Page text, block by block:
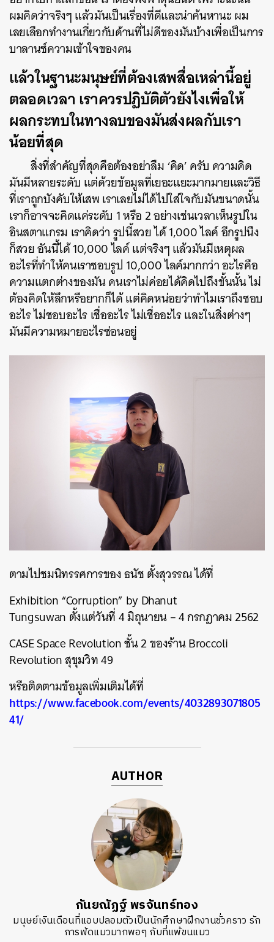
ผมคิดว่าจริงๆ แล้วมันเป็นเรื่องที่ดีและน่าค้นหานะ ผม
เลยเลือกทำงานเกี่ยวกับด้านที่ไม่ดีของมันบ้างเพื่อเป็นการ
บาลานซ์ความเข้าใจของคน
แล้วในฐานะมนุษย์ที่ต้องเสพสื่อเหล่านี้อยู่
ตลอดเวลา เราควรปฏิบัติตัวยังไงเพื่อให้
ผลกระทบในทางลบของมันส่งผลกับเรา
น้อยที่สุด
สิ่งที่สำคัญที่สุดคือต้องอย่าลืม ‘คิด’ ครับ ความคิด
มันมีหลายระดับ แต่ด้วยข้อมูลที่เยอะแยะมากมายและวิธี
ที่เราถูกบังคับให้เสพ เราเลยไม่ได้ไปใส่ใจกับมันขนาดนั้น
เราก็อาจจะคิดแค่ระดับ 1 หรือ 2 อย่างเช่นเวลาเห็นรูปใน
อินสตาแกรม เราคิดว่า รูปนี้สวย ได้ 1,000 ไลค์ อีกรูปนึง
ก็สวย อันนี้ได้ 10,000 ไลค์ แต่จริงๆ แล้วมันมีเหตุผล
อะไรที่ทำให้คนเราชอบรูป 10,000 ไลค์มากกว่า อะไรคือ
ความแตกต่างของมัน คนเราไม่ค่อยได้คิดไปถึงขั้นนั้น ไม่
ต้องคิดให้ลึกหรือยากก็ได้ แต่คิดหน่อยว่าทำไมเราถึงชอบ
อะไร ไม่ชอบอะไร เชื่ออะไร ไม่เชื่ออะไร และในสิ่งต่างๆ
มันมีความหมายอะไรซ่อนอยู่
ตามไปชมนิทรรศการของ ธนัช ตั้งสุวรรณ ได้ที่
Exhibition “Corruption” by Dhanut
Tungsuwan ตั้งแต่วันที่ 4 มิถุนายน – 4 กรกฎาคม 2562
CASE Space Revolution ชั้น 2 ของร้าน Broccoli
Revolution สุขุมวิท 49
หรือติดตามข้อมูลเพิ่มเติมได้ที่
https://www.facebook.com/events/4032893071805
41/
AUTHOR
กันยณัฏฐ์ พรจันทร์ทอง
มนุษย์เงินเดือนที่แอบปลอมตัวเป็นนักศึกษาฝึกงานชั่วคราว รัก
การฟัดแมวมากพอๆ กับที่แพ้ขนแมว